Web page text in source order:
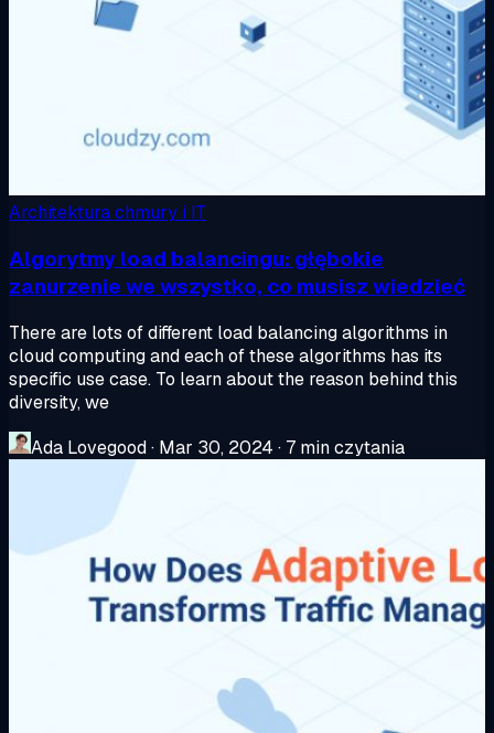
Architektura chmury i IT
Algorytmy load balancingu: głębokie
zanurzenie we wszystko, co musisz wiedzieć
There are lots of different load balancing algorithms in
cloud computing and each of these algorithms has its
specific use case. To learn about the reason behind this
diversity, we
Ada Lovegood· Mar 30, 2024 · 7 min czytania